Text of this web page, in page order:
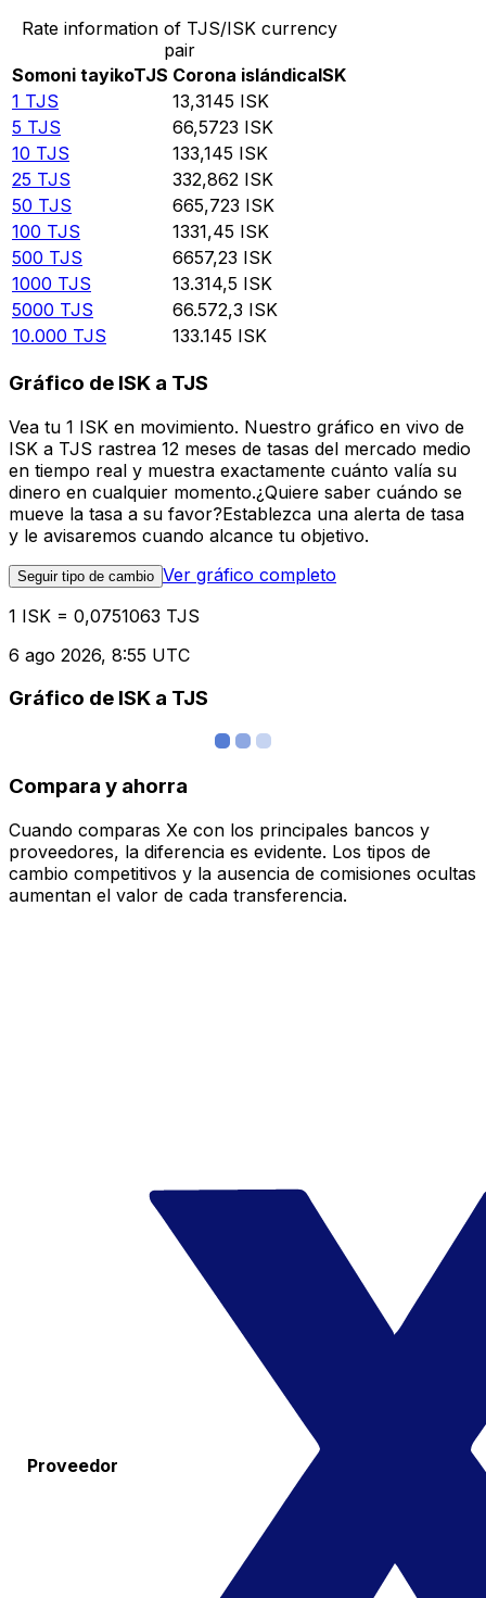
Rate information of TJS/ISK currency
pair
Somoni tayikoTJS Corona islándicaISK
1 TJS 13,3145 ISK
5 TJS 66,5723 ISK
10 TJS 133,145 ISK
25 TJS 332,862 ISK
50 TJS 665,723 ISK
100 TJS 1331,45 ISK
500 TJS 6657,23 ISK
1000 TJS 13.314,5 ISK
5000 TJS 66.572,3 ISK
10.000 TJS 133.145 ISK
Gráfico de ISK a TJS
Vea tu 1 ISK en movimiento. Nuestro gráfico en vivo de
ISK a TJS rastrea 12 meses de tasas del mercado medio
en tiempo real y muestra exactamente cuánto valía su
dinero en cualquier momento.¿Quiere saber cuándo se
mueve la tasa a su favor?Establezca una alerta de tasa
y le avisaremos cuando alcance tu objetivo.
Seguir tipo de cambio Ver gráfico completo
1 ISK = 0,0751063 TJS
6 ago 2026, 8:55 UTC
Gráfico de ISK a TJS
Compara y ahorra
Cuando comparas Xe con los principales bancos y
proveedores, la diferencia es evidente. Los tipos de
cambio competitivos y la ausencia de comisiones ocultas
aumentan el valor de cada transferencia.
Proveedor